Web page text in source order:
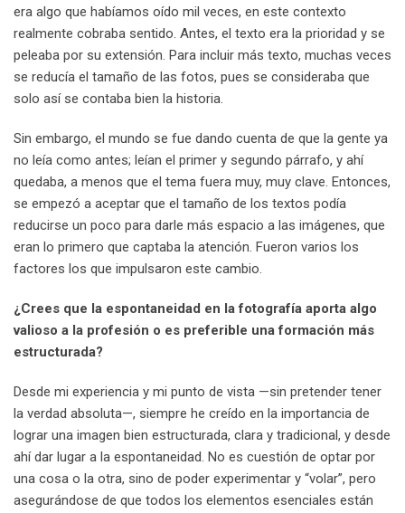
era algo que habíamos oído mil veces, en este contexto
realmente cobraba sentido. Antes, el texto era la prioridad y se
peleaba por su extensión. Para incluir más texto, muchas veces
se reducía el tamaño de las fotos, pues se consideraba que
solo así se contaba bien la historia.
Sin embargo, el mundo se fue dando cuenta de que la gente ya
no leía como antes; leían el primer y segundo párrafo, y ahí
quedaba, a menos que el tema fuera muy, muy clave. Entonces,
se empezó a aceptar que el tamaño de los textos podía
reducirse un poco para darle más espacio a las imágenes, que
eran lo primero que captaba la atención. Fueron varios los
factores los que impulsaron este cambio.
¿Crees que la espontaneidad en la fotografía aporta algo
valioso a la profesión o es preferible una formación más
estructurada?
Desde mi experiencia y mi punto de vista —sin pretender tener
la verdad absoluta—, siempre he creído en la importancia de
lograr una imagen bien estructurada, clara y tradicional, y desde
ahí dar lugar a la espontaneidad. No es cuestión de optar por
una cosa o la otra, sino de poder experimentar y “volar”, pero
asegurándose de que todos los elementos esenciales están